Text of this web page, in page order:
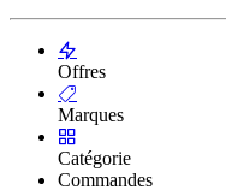
Offres
Marques
Catégorie
Commandes